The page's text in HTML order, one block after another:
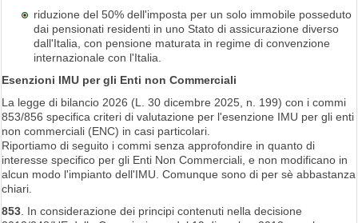
riduzione del 50% dell'imposta per un solo immobile posseduto
dai pensionati residenti in uno Stato di assicurazione diverso
dall'Italia, con pensione maturata in regime di convenzione
internazionale con l'Italia.
Esenzioni IMU per gli Enti non Commerciali
La legge di bilancio 2026 (L. 30 dicembre 2025, n. 199) con i commi
853/856 specifica criteri di valutazione per l'esenzione IMU per gli enti
non commerciali (ENC) in casi particolari.
Riportiamo di seguito i commi senza approfondire in quanto di
interesse specifico per gli Enti Non Commerciali, e non modificano in
alcun modo l'impianto dell'IMU. Comunque sono di per sè abbastanza
chiari.
853. In considerazione dei principi contenuti nella decisione